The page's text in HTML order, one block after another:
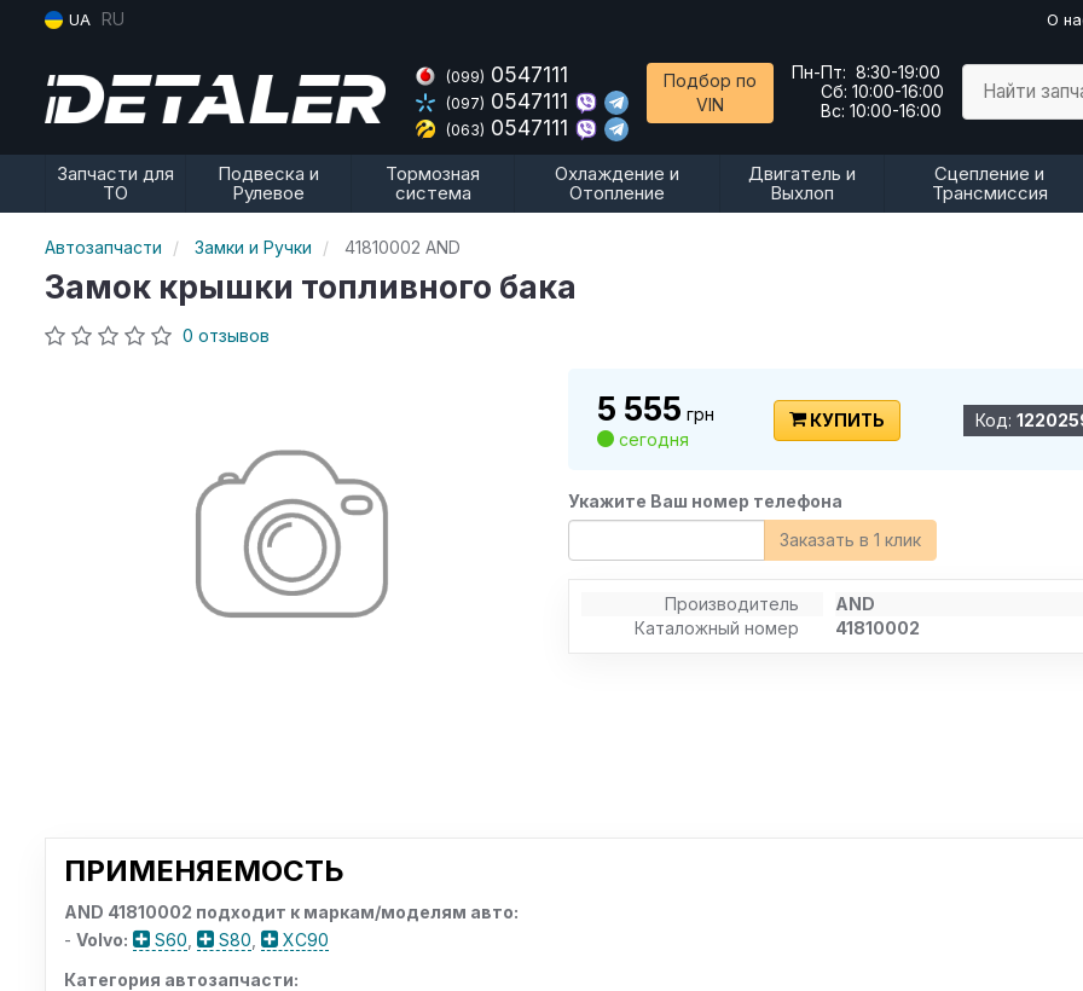
UA RU О
(099) 0547111
(097) 0547111
(063) 0547111
Подбор по
VIN
Пн-Пт: 8:30-19:00
Сб: 10:00-16:00
Вс: 10:00-16:00
Найти
Запчасти для
ТО
Подвеска и
Рулевое
Тормозная
система
Охлаждение и
Отопление
Двигатель и
Выхлоп
Сцепление и
Трансмиссия
Автозапчасти Замки и Ручки 41810002 AND
Замок крышки топливного бака
0 отзывов
5 555 грн
сегодня
КУПИТЬ Код:
Укажите Ваш номер телефона
Заказать в 1 клик
Производитель
AND
Каталожный номер
41810002
ПРИМЕНЯЕМОСТЬ
AND 41810002 подходит к маркам/моделям авто:
- Volvo: S60 S80
XC90
Категория автозапчасти: